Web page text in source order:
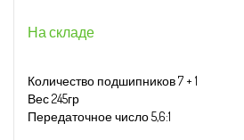
На складе
Количество подшипников 7 + 1
Вес 245гр
Передаточное число 5,6:1